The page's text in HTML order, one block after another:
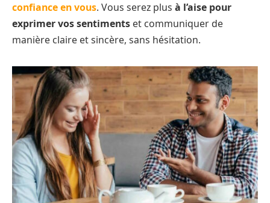
confiance en vous. Vous serez plus à l’aise pour
exprimer vos sentiments et communiquer de
manière claire et sincère, sans hésitation.